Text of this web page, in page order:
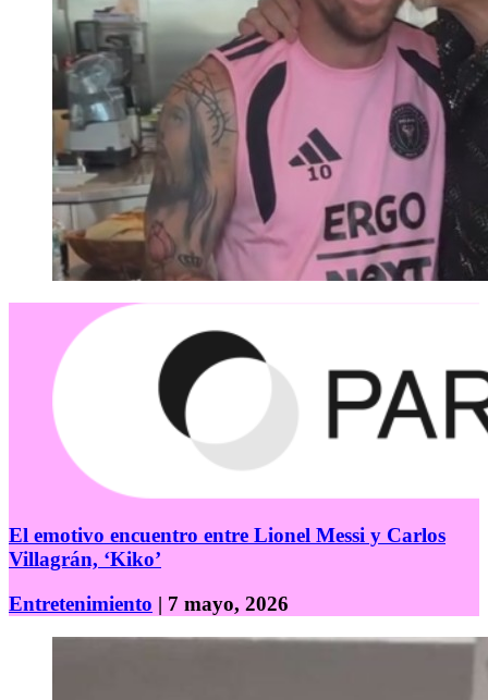
El emotivo encuentro entre Lionel Messi y Carlos
Villagrán, ‘Kiko’
Entretenimiento | 7 mayo, 2026